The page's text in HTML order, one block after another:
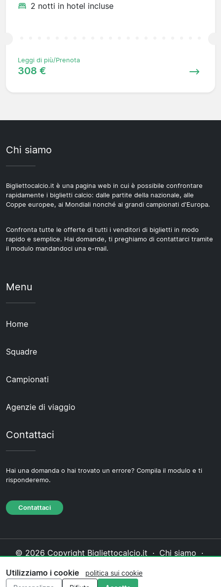
2 notti in hotel incluse
Leggi di più/Prenota
308 €
Chi siamo
Bigliettocalcio.it è una pagina web in cui è possibile confrontare
rapidamente i biglietti calcio: dalle partite della nazionale, alle
Coppe europee, ai Mondiali nonché ai grandi campionati d'Europa.
Confronta tutte le offerte di tutti i venditori di biglietti in modo
rapido e semplice. Hai domande, ti preghiamo di contattarci tramite
il modulo mandandoci una e-mail.
Menu
Home
Squadre
Campionati
Agenzie di viaggio
Contattaci
Hai una domanda o hai trovato un errore? Compila il modulo e ti
risponderemo.
Contattaci
© 2026 Copyright Bigliettocalcio.it · Chi siamo ·
cookie·Politica editoriale
Utilizziamo i cookie
politica sui cookie